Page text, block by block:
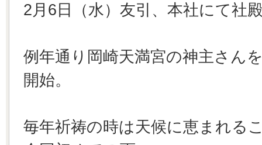
2月6日（水）友引、本社にて社
例年通り岡崎天満宮の神主さん
開始。
毎年祈祷の時は天候に恵まれる